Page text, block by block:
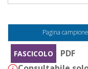
Pagina campione
FASCICOLO
PDF